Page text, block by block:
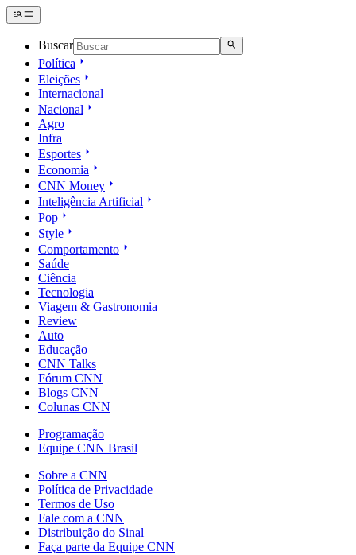
Buscar
Política
Eleições
Internacional
Nacional
Agro
Infra
Esportes
Economia
CNN Money
Inteligência Artificial
Pop
Style
Comportamento
Saúde
Ciência
Tecnologia
Viagem & Gastronomia
Review
Auto
Educação
CNN Talks
Fórum CNN
Blogs CNN
Colunas CNN
Programação
Equipe CNN Brasil
Sobre a CNN
Política de Privacidade
Termos de Uso
Fale com a CNN
Distribuição do Sinal
Faça parte da Equipe CNN